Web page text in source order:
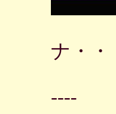
ナ・・
----